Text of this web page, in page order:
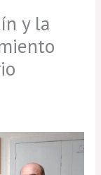
y la